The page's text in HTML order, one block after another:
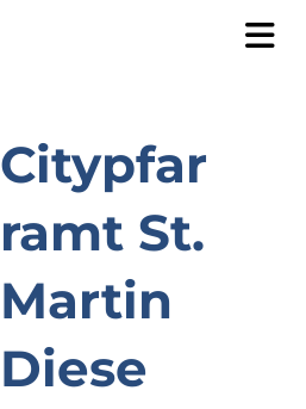
Citypfar
ramt St.
Martin
Diese